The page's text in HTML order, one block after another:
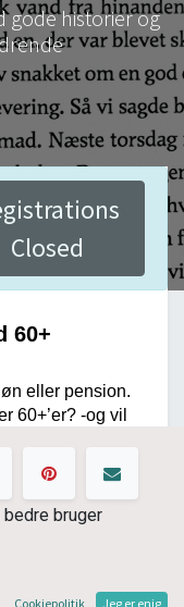
gode historier og
Closed
60+
eller pension.
60+’er? -og vil
til dig:bruger
Cookiepolitik Jeg er enig